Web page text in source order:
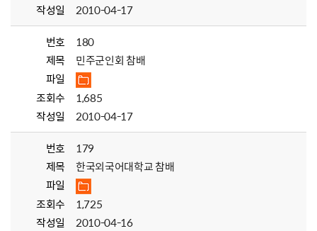
작성일
2010-04-17
번호
180
제목
민주군인회 참배
파일
조회수
1,685
작성일
2010-04-17
번호
179
제목
한국외국어대학교 참배
파일
조회수
1,725
작성일
2010-04-16